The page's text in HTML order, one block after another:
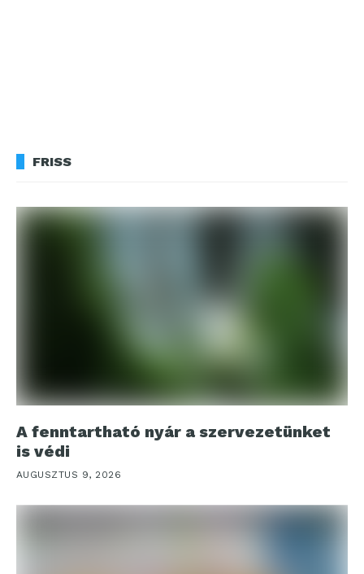
FRISS
A fenntartható nyár a szervezetünket
is védi
AUGUSZTUS 9, 2026